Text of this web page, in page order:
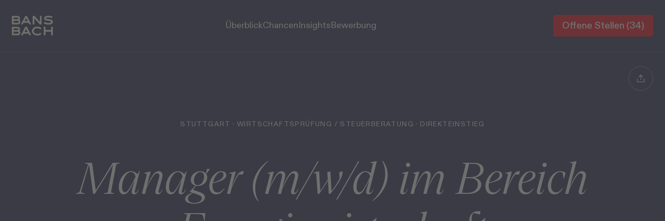
ÜberblickChancenInsightsBewerbung Offene Stellen (34)
STUTTGART · WIRTSCHAFTSPRÜFUNG / STEUERBERATUNG · DIREKTEINSTIEG
Manager (m/w/d) im Bereich